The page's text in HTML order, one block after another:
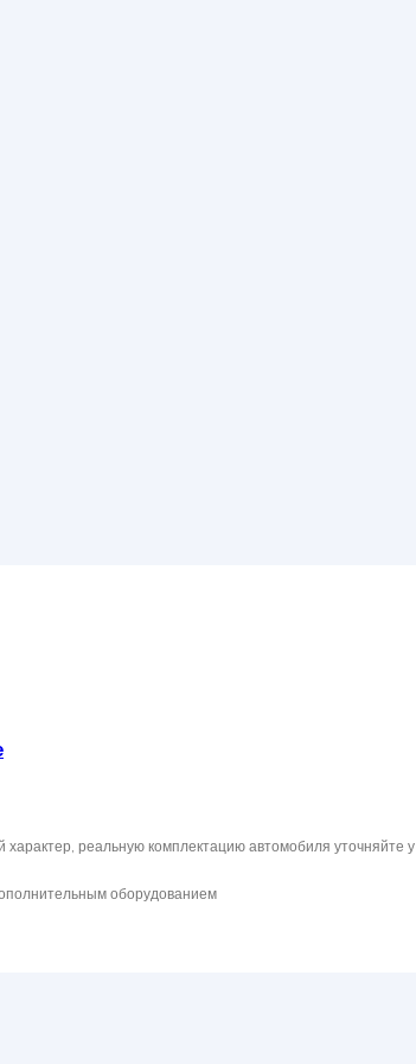
реальную комплектацию автомобиля уточняйте у
оборудованием